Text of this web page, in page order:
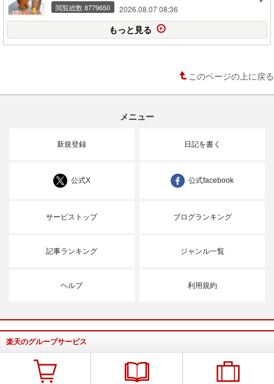
閲覧総数 8779650 2026.08.07 08:36
もっと見る
このページの上に戻る
メニュー
新規登録 日記を書く
公式X 公式facebook
サービストップ ブログランキング
記事ランキング ジャンル一覧
ヘルプ 利用規約
楽天のグループサービス